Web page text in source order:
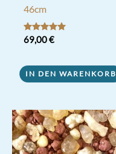
46cm
Bewertet mit
5.00
69,00€
IN DEN WARENKORB